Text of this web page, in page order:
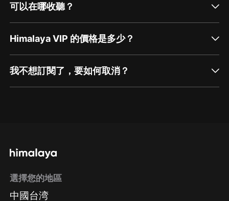
可以在哪收聽？
Himalaya VIP 的價格是多少？
我不想訂閱了，要如何取消？
選擇您的地區
中國台湾